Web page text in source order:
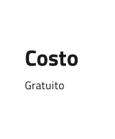
Costo
Gratuito